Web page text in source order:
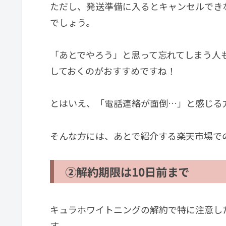
ただし、発送準備に入るとキャンセルで
でしょう。
「あとでやろう」と思って忘れてしまう
しておくのがおすすめですね！
とはいえ、「電話連絡が面倒…」と感じる
そんな方には、あとで紹介する楽天市場
②解約期限は10日前まで
キュラホワイトニングの解約で特に注意